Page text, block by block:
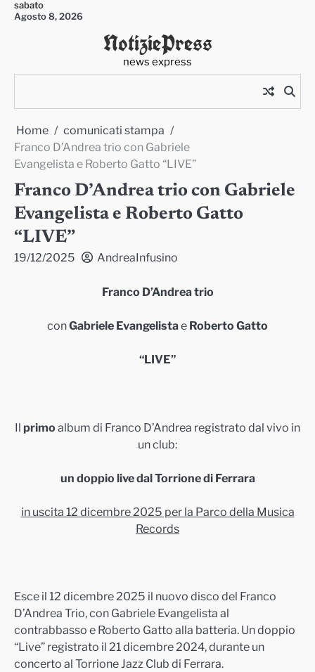
Skipsabato
Agosto 8, 2026
NotiziePress
news express
Home
comunicati stampa
Franco D’Andrea trio con Gabriele
Evangelista e Roberto Gatto “LIVE”
Franco D’Andrea trio con Gabriele
Evangelista e Roberto Gatto
“LIVE”
19/12/2025 AndreaInfusino
Franco D’Andrea trio
conGabriele Evangelistae Roberto Gatto
“LIVE”
Il primo album di Franco D’Andrea registrato dal vivo in
un club:
un doppio live dal Torrione di Ferrara
in uscita 12 dicembre 2025 per la Parco della Musica
Records
Esce il 12 dicembre 2025 il nuovo disco del Franco
D’Andrea Trio, con Gabriele Evangelista al
contrabbasso e Roberto Gatto alla batteria. Un doppio
“Live” registrato il 21 dicembre 2024, durante un
concerto al Torrione Jazz Club di Ferrara.